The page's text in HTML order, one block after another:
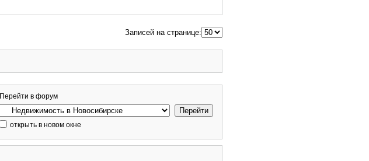
Записей на странице:
Перейти в форум
открыть в новом окне